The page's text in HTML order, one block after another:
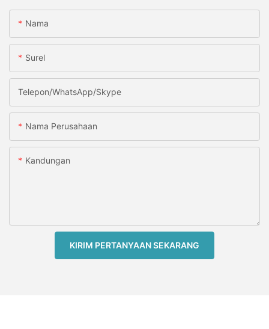
Nama
Surel
Telepon/WhatsApp/Skype
Nama Perusahaan
Kandungan
KIRIM PERTANYAAN SEKARANG